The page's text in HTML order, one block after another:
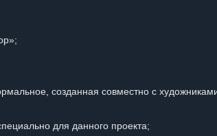
созданная совместно с
для данного проекта;